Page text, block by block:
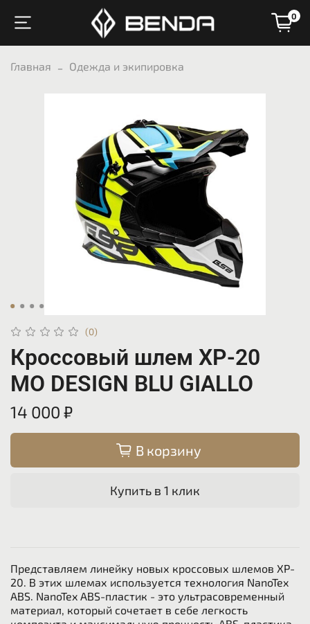
0
Главная Одежда и экипировка
(0)
Кроссовый шлем XP-20
MO DESIGN BLU GIALLO
14 000 ₽
В корзину
Купить в 1 клик
Представляем линейку новых кроссовых шлемов XP-
20. В этих шлемах используется технология NanoTex
ABS. NanoTex ABS-пластик - это ультрасовременный
материал, который сочетает в себе легкость